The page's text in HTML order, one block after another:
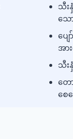
သီး
သေ
ပျ
အာ
သီး
တေ
စေ